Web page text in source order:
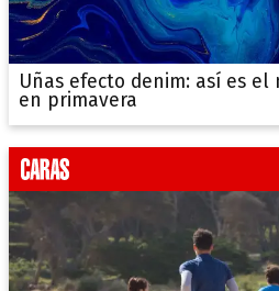
Uñas efecto denim: así es
en primavera